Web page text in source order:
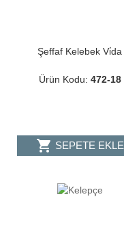
Şeffaf Kelebek Vi̇da
Ürün Kodu: 472-18
shopping_cart SEPETE EKLE